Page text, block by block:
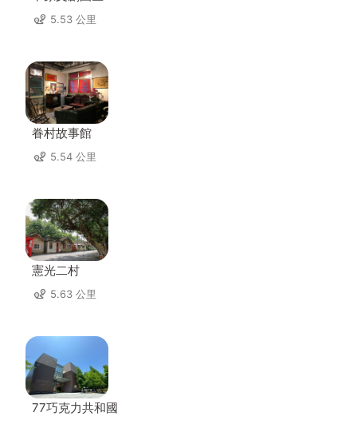
5.53 公里
眷村故事館
5.54 公里
憲光二村
5.63 公里
77巧克力共和國